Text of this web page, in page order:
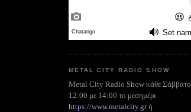
METAL CITY RADIO SHOW
Metal City Radio Show κάθε Σάββατο
12:00 με 14:00 το μεσημέρι
https://www.metalcity.grή